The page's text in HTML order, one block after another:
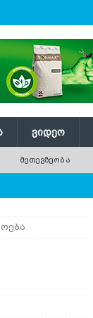
ᲕᲘᲓᲔᲝ
ᲛᲔᲗᲔᲕᲖᲔᲝᲑᲐ